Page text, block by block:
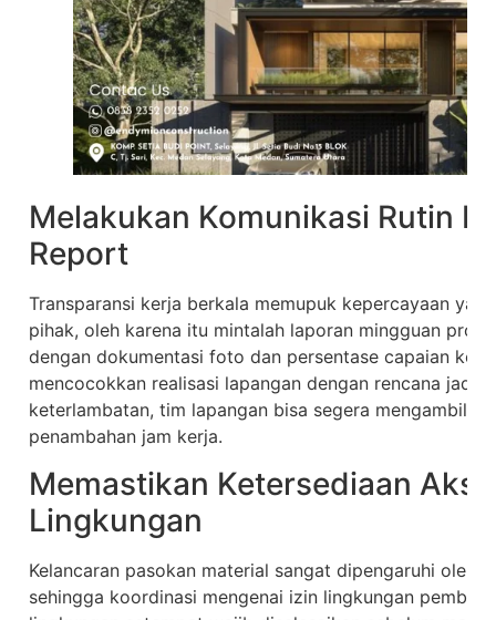
Melakukan Komunikasi Rutin
Report
Transparansi kerja berkala memupuk kepercayaan
pihak, oleh karena itu mintalah laporan mingguan
dengan dokumentasi foto dan persentase capaian
mencocokkan realisasi lapangan dengan rencana
keterlambatan, tim lapangan bisa segera mengambil
penambahan jam kerja.
Memastikan Ketersediaan
Lingkungan
Kelancaran pasokan material sangat dipengaruhi oleh
sehingga koordinasi mengenai izin lingkungan